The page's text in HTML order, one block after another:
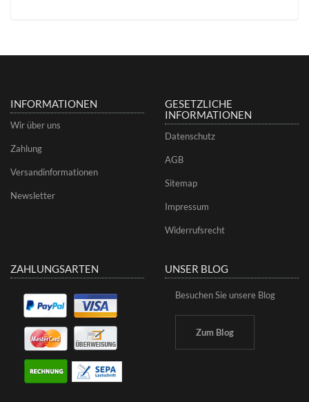
INFORMATIONEN
Wir über uns
Zahlung
Versandinformationen
Newsletter
GESETZLICHE
INFORMATIONEN
Datenschutz
AGB
Sitemap
Impressum
Widerrufsrecht
ZAHLUNGSARTEN UNSER BLOG
Besuchen Sie unsere Blog
Zum Blog